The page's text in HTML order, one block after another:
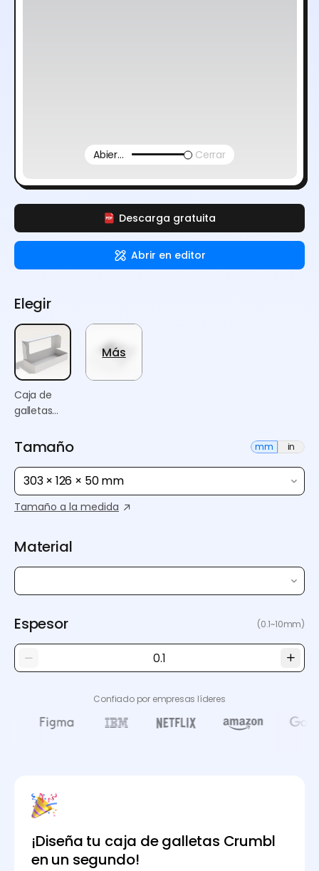
Descarga gratuita
Abrir en editor
Abierto Cerrar
Elegir
Caja de
galletas
Más
Tamaño mm in
303 × 126 × 50 mm
Tamaño a la medida
Material
Espesor (0.1~10mm)
Confiado por empresas líderes
¡Diseña tu caja de galletas Crumbl
en un segundo!